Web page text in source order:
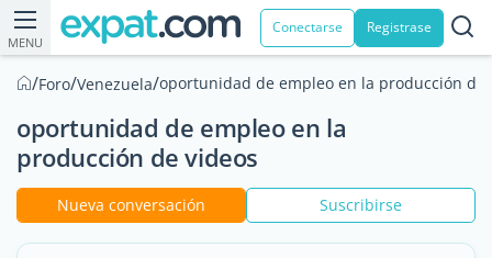
MENU
Conectarse Registrase
/Foro/Venezuela/oportunidad de empleo en la producción de
oportunidad de empleo en la
producción de videos
Nueva conversación Suscribirse